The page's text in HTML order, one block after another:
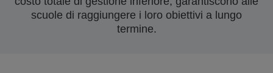
scuole di raggiungere i loro obiettivi a lungo
termine.